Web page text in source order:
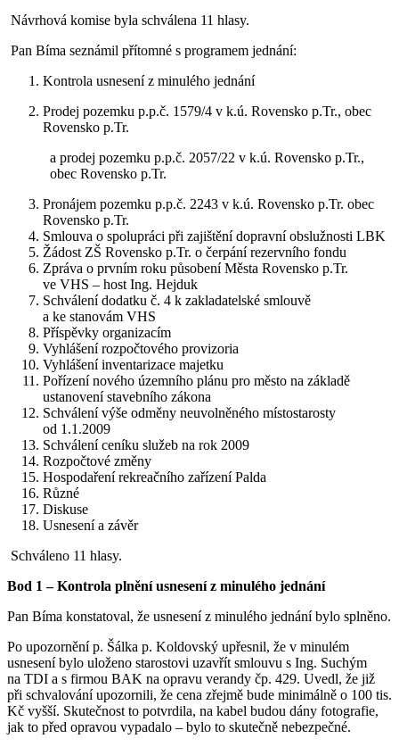
Návrhová komise byla schválena 11 hlasy.
Pan Bíma seznámil přítomné s programem jednání:
1. Kontrola usnesení z minulého jednání
Prodej pozemku p.p.č. 1579/4 v k.ú. Rovensko p.Tr., obec
Rovensko p.Tr.
a prodej pozemku p.p.č. 2057/22 v k.ú. Rovensko p.Tr.,
obec Rovensko p.Tr.
Pronájem pozemku p.p.č. 2243 v k.ú. Rovensko p.Tr. obec
Rovensko p.Tr.
Smlouva o spolupráci při zajištění dopravní obslužnosti LBK
Žádost ZŠ Rovensko p.Tr. o čerpání rezervního fondu
Zpráva o prvním roku působení Města Rovensko p.Tr.
ve VHS – host Ing. Hejduk
Schválení dodatku č. 4 k zakladatelské smlouvě
a ke stanovám VHS
Příspěvky organizacím
Vyhlášení rozpočtového provizoria
Vyhlášení inventarizace majetku
Pořízení nového územního plánu pro město na základě
ustanovení stavebního zákona
Schválení výše odměny neuvolněného místostarosty
od 1.1.2009
Schválení ceníku služeb na rok 2009
Rozpočtové změny
Hospodaření rekreačního zařízení Palda
Různé
Diskuse
Usnesení a závěr
Schváleno 11 hlasy.
Bod 1 – Kontrola plnění usnesení z minulého jednání
Pan Bíma konstatoval, že usnesení z minulého jednání bylo splněno.
Po upozornění p. Šálka p. Koldovský upřesnil, že v minulém
usnesení bylo uloženo starostovi uzavřít smlouvu s Ing. Suchým
na TDI a s firmou BAK na opravu verandy čp. 429. Uvedl, že již
při schvalování upozornili, že cena zřejmě bude minimálně o 100 tis.
Kč vyšší. Skutečnost to potvrdila, na kabel budou dány fotografie,
jak to před opravou vypadalo – bylo to skutečně nebezpečné.